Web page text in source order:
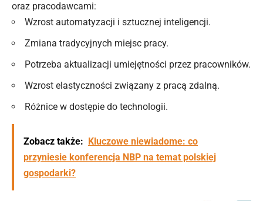
oraz pracodawcami:
Wzrost automatyzacji i sztucznej inteligencji.
Zmiana tradycyjnych miejsc pracy.
Potrzeba aktualizacji umiejętności przez pracowników.
Wzrost elastyczności związany z pracą zdalną.
Różnice w dostępie do technologii.
Zobacz także: Kluczowe niewiadome: co
przyniesie konferencja NBP na temat polskiej
gospodarki?